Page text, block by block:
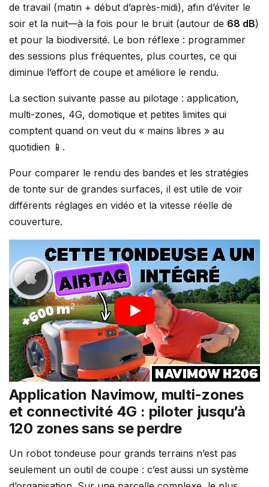
de travail (matin + début d’après-midi), afin d’éviter le
soir et la nuit—à la fois pour le bruit (autour de 68 dB)
et pour la biodiversité. Le bon réflexe : programmer
des sessions plus fréquentes, plus courtes, ce qui
diminue l’effort de coupe et améliore le rendu.
La section suivante passe au pilotage : application,
multi-zones, 4G, domotique et petites limites qui
comptent quand on veut du « mains libres » au
quotidien 📱.
Pour comparer le rendu des bandes et les stratégies
de tonte sur de grandes surfaces, il est utile de voir
différents réglages en vidéo et la vitesse réelle de
couverture.
Application Navimow, multi-zones
et connectivité 4G : piloter jusqu’à
120 zones sans se perdre
Un robot tondeuse pour grands terrains n’est pas
seulement un outil de coupe : c’est aussi un système